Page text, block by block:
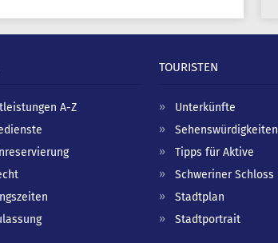
A-Z
TOURISTEN
Unterkünfte
Sehenswürdigkeiten
Tipps für Aktive
Schweriner Schloss
Stadtplan
Stadtportrait